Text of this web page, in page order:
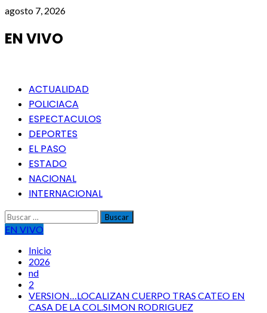
Saltar
contenido
agosto 7, 2026
EN VIVO
Menú
principal
ACTUALIDAD
POLICIACA
ESPECTACULOS
DEPORTES
EL PASO
ESTADO
NACIONAL
INTERNACIONAL
Buscar:
EN VIVO
Inicio
2026
nd
2
VERSION…LOCALIZAN CUERPO TRAS CATEO EN
CASA DE LA COL.SIMON RODRIGUEZ